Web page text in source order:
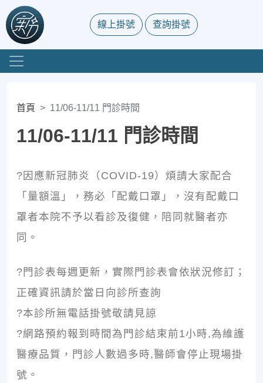
線上掛號 查詢掛號
首頁 11/06-11/11 門診時間
11/06-11/11 門診時間
?因應新冠肺炎（COVID-19）煩請大家配合
「量額溫」，務必「配戴口罩」，沒有配戴口
罩者本院不予以看診及復健，陪同就醫者亦
同。
?門診表每週更新，實際門診表會依狀況修訂；
正確資訊請於當日向診所查詢
?本診所無電話掛號敬請見諒
?網路預約報到時間為門診結束前1小時,為維護
醫療品質，門診人數過多時,醫師會停止現場掛
號。